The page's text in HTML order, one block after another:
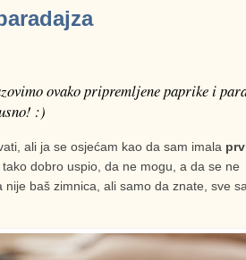
ovako pripremljene paprike i
:)
ali ja se osjećam kao da sam imala
tako dobro uspio, da ne mogu, a da se ne
baš zimnica, ali samo da znate, sve